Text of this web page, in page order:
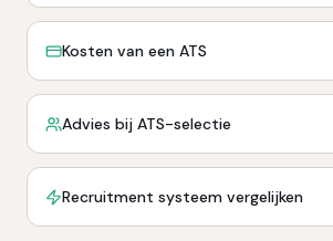
Kosten van een ATS
Advies bij ATS-selectie
Recruitment systeem vergelijken